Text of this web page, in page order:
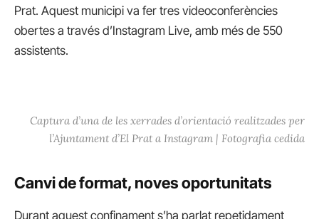
Prat. Aquest municipi va fer tres videoconferències
obertes a través d’Instagram Live, amb més de 550
assistents.
Captura d’una de les xerrades d’orientació realitzades per
l’Ajuntament d’El Prat a Instagram | Fotografia cedida
Canvi de format, noves oportunitats
Durant aquest confinament s’ha parlat repetidament